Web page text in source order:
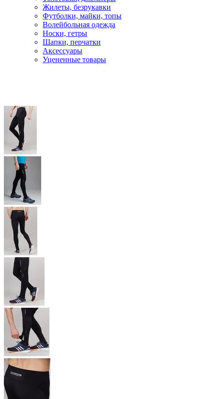
Жилеты, безрукавки
Футболки, майки, топы
Волейбольная одежда
Носки, гетры
Шапки, перчатки
Аксессуары
Уцененные товары